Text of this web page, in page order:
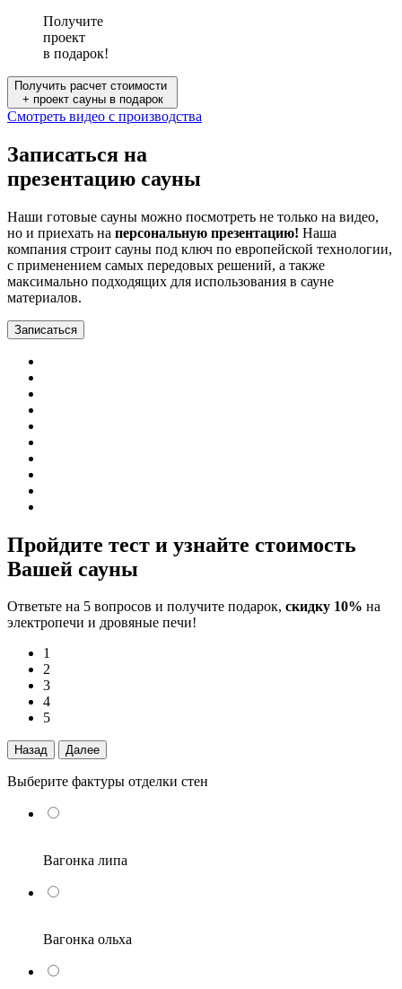
Получите
проект
в подарок!
Получить расчет стоимости
+ проект сауны в подарок
Смотреть видео с производства
Записаться на
презентацию сауны
Наши готовые сауны можно посмотреть не только на видео,
но и приехать на персональную презентацию! Наша
компания строит сауны под ключ по европейской технологии,
с применением самых передовых решений, а также
максимально подходящих для использования в сауне
материалов.
Записаться
Пройдите тест и узнайте стоимость
Вашей сауны
Ответьте на 5 вопросов и получите подарок, скидку 10% на
электропечи и дровяные печи!
1
2
3
4
5
Назад Далее
Выберите фактуры отделки стен
Вагонка липа
Вагонка ольха